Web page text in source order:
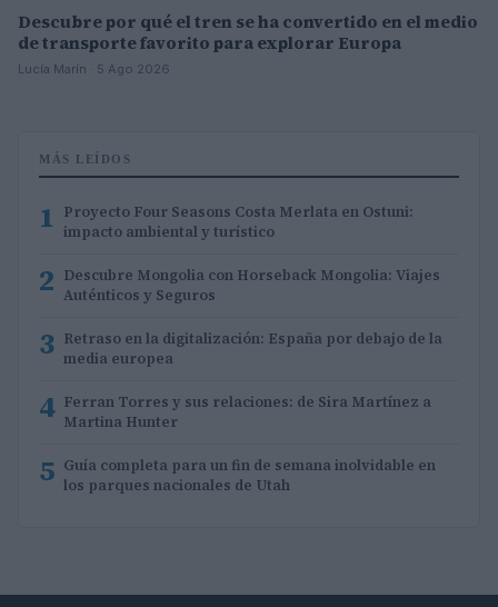
Descubre por qué el tren se ha convertido en el medio
de transporte favorito para explorar Europa
Lucía Marín · 5 Ago 2026
MÁS LEÍDOS
1 Proyecto Four Seasons Costa Merlata en Ostuni:
impacto ambiental y turístico
2 Descubre Mongolia con Horseback Mongolia: Viajes
Auténticos y Seguros
3 Retraso en la digitalización: España por debajo de la
media europea
4 Ferran Torres y sus relaciones: de Sira Martínez a
Martina Hunter
5 Guía completa para un fin de semana inolvidable en
los parques nacionales de Utah